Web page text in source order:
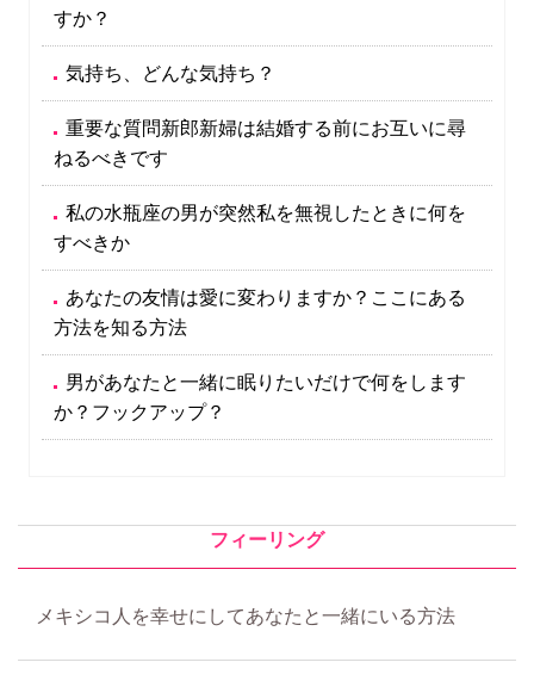
すか？
気持ち、どんな気持ち？
重要な質問新郎新婦は結婚する前にお互いに尋
ねるべきです
私の水瓶座の男が突然私を無視したときに何を
すべきか
あなたの友情は愛に変わりますか？ここにある
方法を知る方法
男があなたと一緒に眠りたいだけで何をします
か？フックアップ？
フィーリング
メキシコ人を幸せにしてあなたと一緒にいる方法